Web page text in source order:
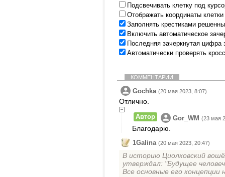
Подсвечивать клетку под
Отображать координаты
Заполнять крестиками
Включить автоматическое
Последняя зачеркнутая цифра
Автоматически проверять
КОММЕНТАРИИ
Gochka (20 мая 2023, 8:07)
Отлично.
Автор Gor_WM (23 мая
Благодарю.
1Galina (20 мая 2023, 20:47)
В историю Циолковский
утверждал: "Будущее
Все основные его